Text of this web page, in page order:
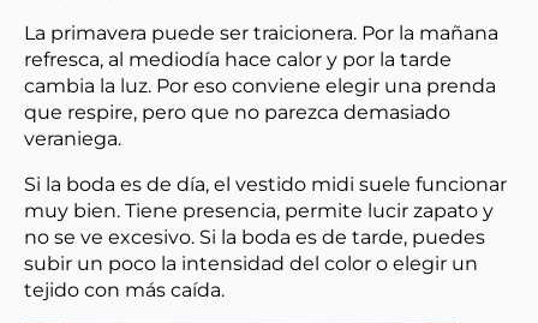
La primavera puede ser traicionera. Por la mañana
refresca, al mediodía hace calor y por la tarde
cambia la luz. Por eso conviene elegir una prenda
que respire, pero que no parezca demasiado
veraniega.
Si la boda es de día, el vestido midi suele funcionar
muy bien. Tiene presencia, permite lucir zapato y
no se ve excesivo. Si la boda es de tarde, puedes
subir un poco la intensidad del color o elegir un
tejido con más caída.